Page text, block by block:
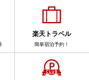
楽天トラベル
簡単宿泊予約！